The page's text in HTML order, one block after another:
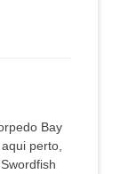
Bay
perto,